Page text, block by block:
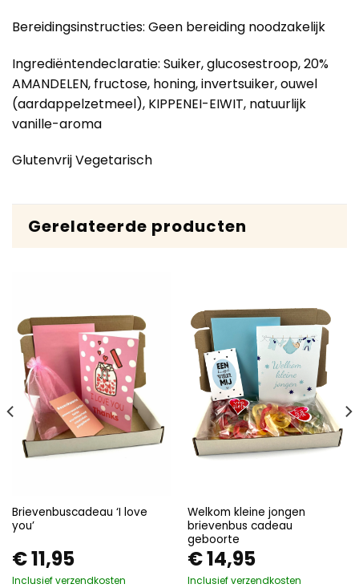
Bereidingsinstructies: Geen bereiding noodzakelijk
Ingrediëntendeclaratie: Suiker, glucosestroop, 20%
AMANDELEN, fructose, honing, invertsuiker, ouwel
(aardappelzetmeel), KIPPENEI-EIWIT, natuurlijk
vanille-aroma
Glutenvrij Vegetarisch
Gerelateerde producten
Brievenbuscadeau ‘I love
you’
€11,95
Inclusief verzendkosten
Welkom kleine jongen
brievenbus cadeau
geboorte
€14,95
Inclusief verzendkosten